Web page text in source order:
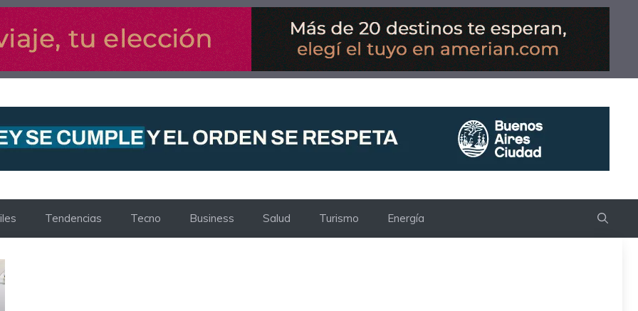
Tendencias Tecno Business Salud Turismo Energía